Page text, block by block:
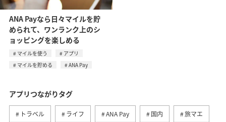
ANA Payなら日々マイルを貯
められて、ワンランク上のシ
ョッピングを楽しめる
マイルを使う
アプリ
マイルを貯める
ANA Pay
アプリつながりタグ
トラベル ライフ ANA Pay 国内 旅マエ